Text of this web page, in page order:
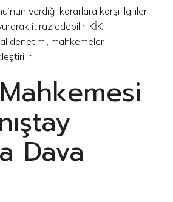
verdiği kararlara karşı ilgililer,
itiraz edebilir. KİK
denetimi, mahkemeler
Dava